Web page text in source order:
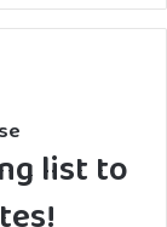
list to